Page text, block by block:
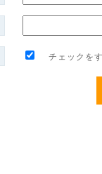
チェックをす